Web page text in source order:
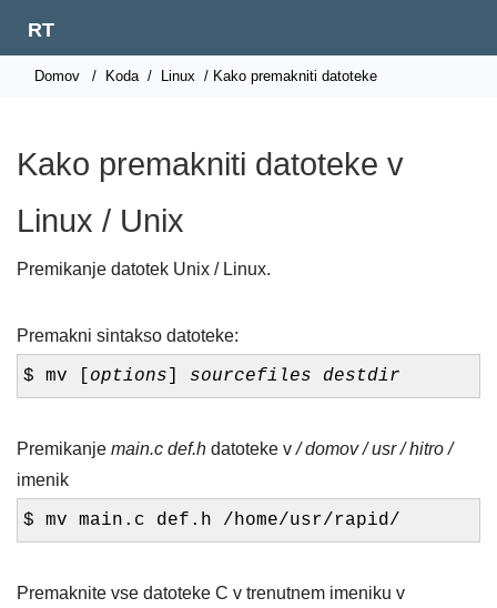
RT
Domov / Koda / Linux / Kako premakniti datoteke
Kako premakniti datoteke v
Linux / Unix
Premikanje datotek Unix / Linux.
Premakni sintakso datoteke:
$ mv [ options sourcefiles destdir
Premikanje main.c def.h datoteke v/ domov / usr / hitro /
imenik
$ mv main.c def.h /home/usr/rapid/
Premaknite vse datoteke C v trenutnem imeniku v